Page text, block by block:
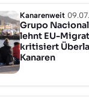
Kanarenweit
Grupo
lehnt EU-
kritisiert
Kanaren